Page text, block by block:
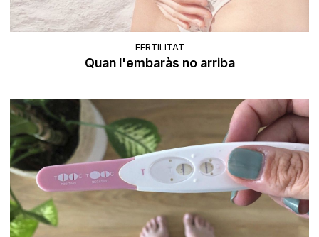
FERTILITAT
Quan l'embaràs no arriba